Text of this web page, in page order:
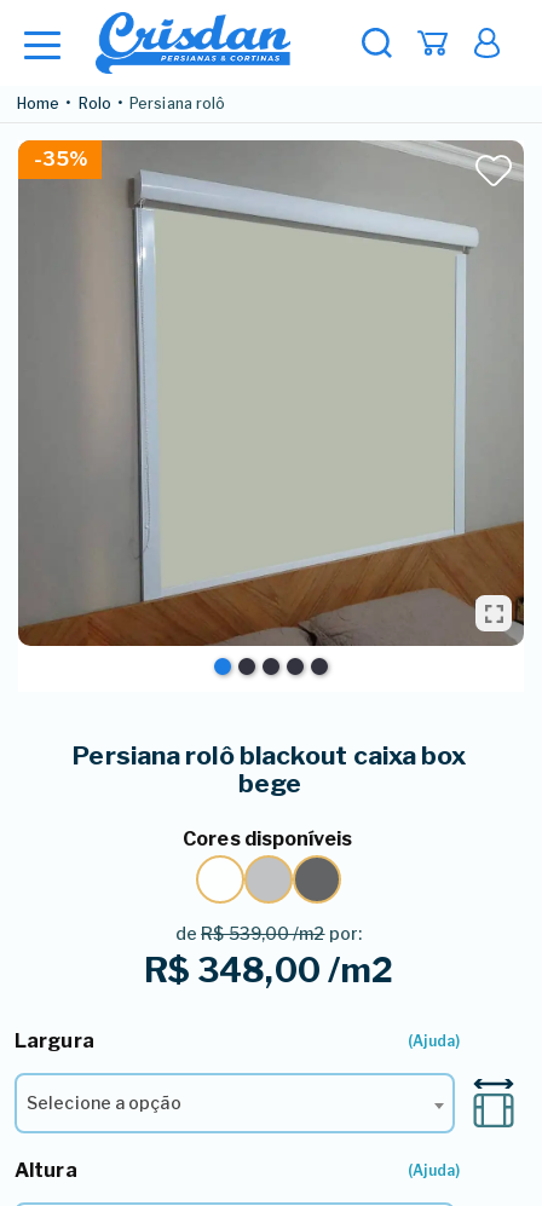
Home Rolo Persiana rolô
-35%
Persiana rolô blackout caixa box
bege
Cores disponíveis
deR$ 539,00 /m2por:
R$ 348,00 /m2
1º - Selecione a Largura*
Largura (Ajuda)
Selecione a opção
2º - Selecione a Altura*
Altura (Ajuda)